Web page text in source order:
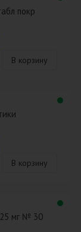
покр
В корзину
В корзину
мг № 30